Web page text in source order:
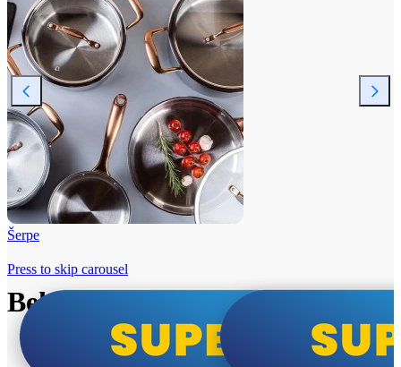
Šerpe
Beko i Tesla super cene
Press to skip carousel